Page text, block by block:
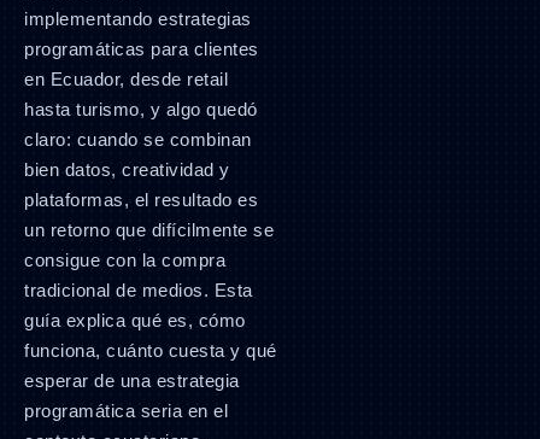
implementando estrategias
programáticas para clientes
en Ecuador, desde retail
hasta turismo, y algo quedó
claro: cuando se combinan
bien datos, creatividad y
plataformas, el resultado es
un retorno que difícilmente se
consigue con la compra
tradicional de medios. Esta
guía explica qué es, cómo
funciona, cuánto cuesta y qué
esperar de una estrategia
programática seria en el